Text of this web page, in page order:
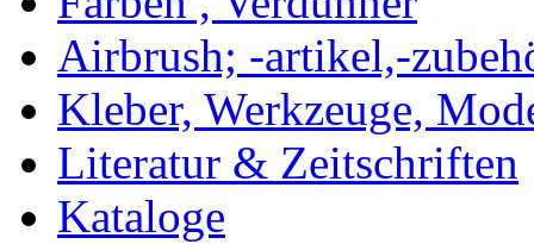
Airbrush; -artikel,-
Kleber, Werkzeuge,
Literatur & Zeitschriften
Kataloge